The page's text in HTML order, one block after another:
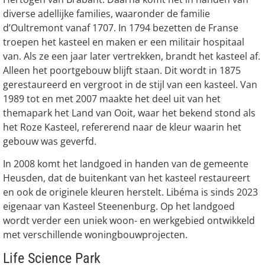
diverse adellijke families, waaronder de familie
d’Oultremont vanaf 1707. In 1794 bezetten de Franse
troepen het kasteel en maken er een militair hospitaal
van. Als ze een jaar later vertrekken, brandt het kasteel af.
Alleen het poortgebouw blijft staan. Dit wordt in 1875
gerestaureerd en vergroot in de stijl van een kasteel. Van
1989 tot en met 2007 maakte het deel uit van het
themapark het Land van Ooit, waar het bekend stond als
het Roze Kasteel, refererend naar de kleur waarin het
gebouw was geverfd.
In 2008 komt het landgoed in handen van de gemeente
Heusden, dat de buitenkant van het kasteel restaureert
en ook de originele kleuren herstelt. Libéma is sinds 2023
eigenaar van Kasteel Steenenburg. Op het landgoed
wordt verder een uniek woon- en werkgebied ontwikkeld
met verschillende woningbouwprojecten.
Life Science Park